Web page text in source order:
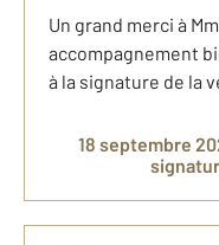
Un grand merci à
accompagnement
à la signature de la
18 septembre